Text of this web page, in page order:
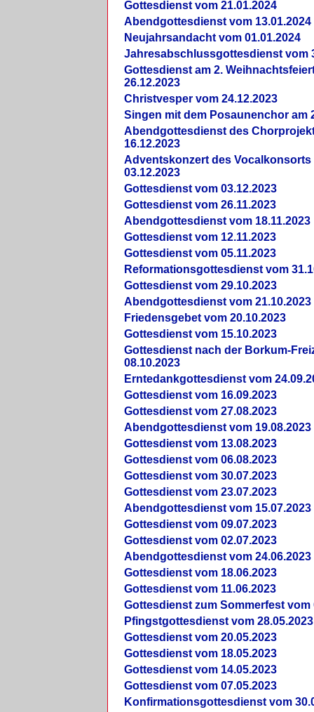
Gottesdienst vom 21.01.2024
Abendgottesdienst vom 13.01.2024
Neujahrsandacht vom 01.01.2024
Jahresabschlussgottesdienst vom
Gottesdienst am 2.
26.12.2023
Christvesper vom 24.12.2023
Singen mit dem Posaunenchor am
Abendgottesdienst des
16.12.2023
Adventskonzert des Vocalkonsorts
03.12.2023
Gottesdienst vom 03.12.2023
Gottesdienst vom 26.11.2023
Abendgottesdienst vom 18.11.2023
Gottesdienst vom 12.11.2023
Gottesdienst vom 05.11.2023
Reformationsgottesdienst vom
Gottesdienst vom 29.10.2023
Abendgottesdienst vom 21.10.2023
Friedensgebet vom 20.10.2023
Gottesdienst vom 15.10.2023
Gottesdienst nach der Borkum-
08.10.2023
Erntedankgottesdienst vom
Gottesdienst vom 16.09.2023
Gottesdienst vom 27.08.2023
Abendgottesdienst vom 19.08.2023
Gottesdienst vom 13.08.2023
Gottesdienst vom 06.08.2023
Gottesdienst vom 30.07.2023
Gottesdienst vom 23.07.2023
Abendgottesdienst vom 15.07.2023
Gottesdienst vom 09.07.2023
Gottesdienst vom 02.07.2023
Abendgottesdienst vom 24.06.2023
Gottesdienst vom 18.06.2023
Gottesdienst vom 11.06.2023
Gottesdienst zum Sommerfest vom
Pfingstgottesdienst vom 28.05.2023
Gottesdienst vom 20.05.2023
Gottesdienst vom 18.05.2023
Gottesdienst vom 14.05.2023
Gottesdienst vom 07.05.2023
Konfirmationsgottesdienst vom